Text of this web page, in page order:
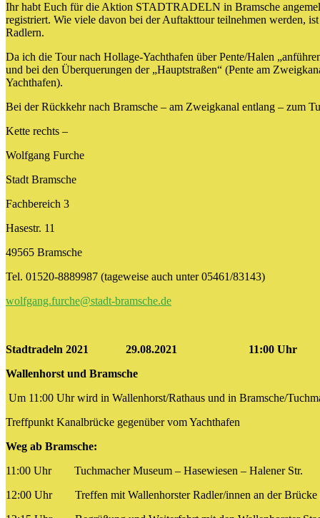
Ihr habt Euch für die Aktion STADTRADELN in Bramsche
registriert. Wie viele davon bei der Auftakttour teilnehmen werden,
Radlern.
Da ich die Tour nach Hollage-Yachthafen über Pente/Halen
und bei den Überquerungen der „Hauptstraßen“ (Pente am
Yachthafen).
Bei der Rückkehr nach Bramsche – am Zweigkanal entlang – zum
Kette rechts –
Wolfgang Furche
Stadt Bramsche
Fachbereich 3
Hasestr. 11
49565 Bramsche
Tel. 01520-8889987 (tageweise auch unter 05461/83143)
wolfgang.furche@stadt-bramsche.de
Stadtradeln 2021 29.08.2021 11:00 Uhr
Wallenhorst und Bramsche
Um 11:00 Uhr wird in Wallenhorst/Rathaus und in Bramsche/
Treffpunkt Kanalbrücke gegenüber vom Yachthafen
Weg ab Bramsche:
11:00 Uhr Tuchmacher Museum – Hasewiesen – Halener Str.
12:00 Uhr Treffen mit Wallenhorster Radler/innen an der Brücke